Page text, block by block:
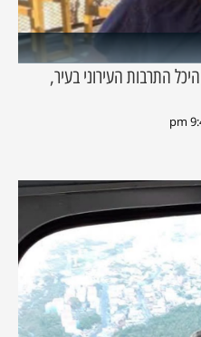
התרבות העירוני בעיר,